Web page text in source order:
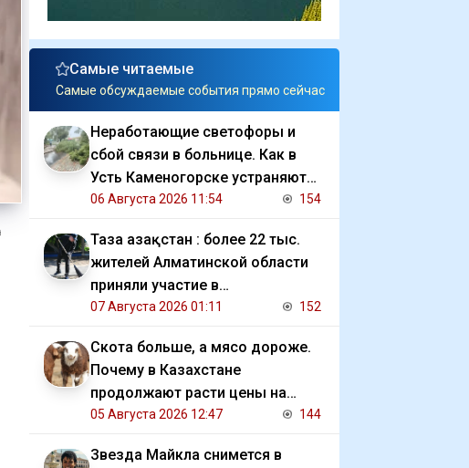
Самые читаемые
Самые обсуждаемые события прямо сейчас
Неработающие светофоры и
сбой связи в больнице. Как в
Усть Каменогорске устраняют
последствия ливня
06 Августа 2026 11:54 154
Таза Қазақстан : более 22 тыс.
жителей Алматинской области
приняли участие в
экологической акции
07 Августа 2026 01:11 152
Скота больше, а мясо дороже.
Почему в Казахстане
продолжают расти цены на
баранину и конину
05 Августа 2026 12:47 144
Звезда Майкла снимется в